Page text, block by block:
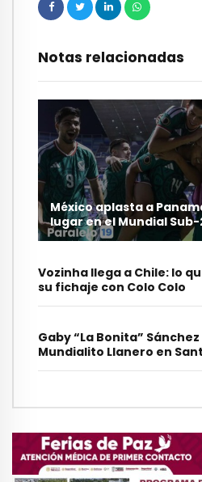
Notas relacionadas
México aplasta a
lugar en el Mundial Sub-
Vozinha llega a Chile: lo
su fichaje con Colo Colo
Gaby “La Bonita”
Mundialito Llanero en